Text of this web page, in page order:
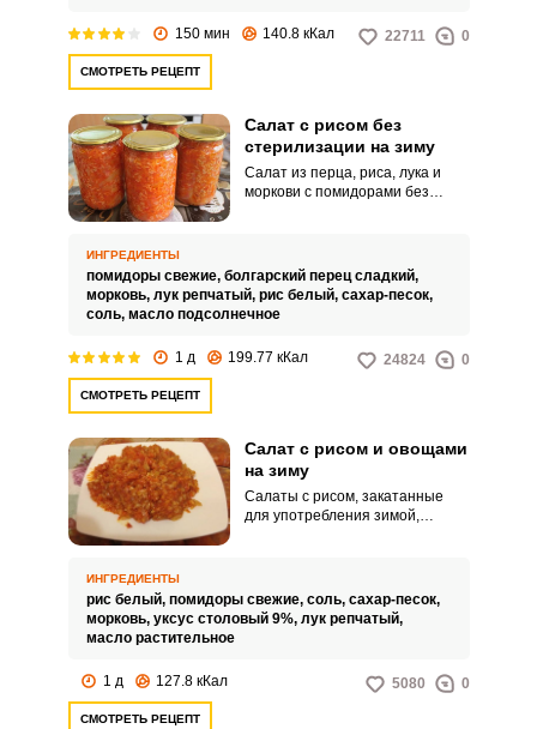
150 мин 140.8 кКал 22711 0
СМОТРЕТЬ РЕЦЕПТ
Салат с рисом без
стерилизации на зиму
Салат из перца, риса, лука и
моркови с помидорами без
перцев. Закатка пахнет летом и
свежими овощами.
ИНГРЕДИЕНТЫ
помидоры свежие, болгарский перец сладкий,
морковь, лук репчатый, рис белый, сахар-песок,
соль, масло подсолнечное
1 д 199.77 кКал 24824 0
СМОТРЕТЬ РЕЦЕПТ
Салат с рисом и овощами
на зиму
Салаты с рисом, закатанные
для употребления зимой,
Открыв зимой этот салат, вы
сможете смело использовать
его вместо гарнира, просто
работающих людей.
ИНГРЕДИЕНТЫ
рис белый, помидоры свежие, соль, сахар-песок,
морковь, уксус столовый 9%, лук репчатый,
масло растительное
1 д 127.8 кКал 5080 0
СМОТРЕТЬ РЕЦЕПТ